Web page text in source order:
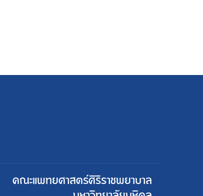
คณะแพทยศาสตร์ศิริราชพยาบาล